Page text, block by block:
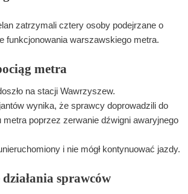
zatrzymali cztery osoby podejrzane o
funkcjonowania warszawskiego metra.
metra
na stacji Wawrzyszew.
wynika, że sprawcy doprowadzili do
metra poprzez zerwanie dźwigni awaryjnego
i nie mógł kontynuować jazdy.
działania sprawców